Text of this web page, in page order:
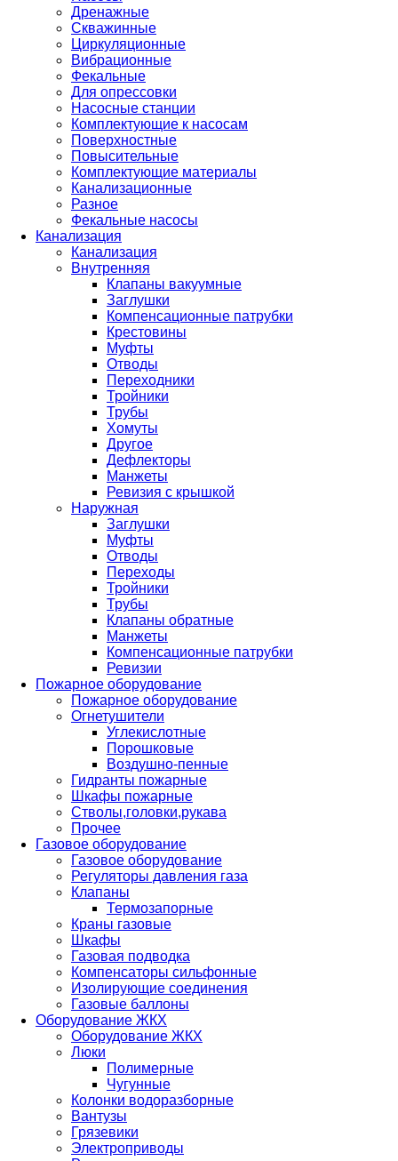
Дренажные
Скважинные
Циркуляционные
Вибрационные
Фекальные
Для опрессовки
Насосные станции
Комплектующие к насосам
Поверхностные
Повысительные
Комплектующие материалы
Канализационные
Разное
Фекальные насосы
Канализация
Канализация
Внутренняя
Клапаны вакуумные
Заглушки
Компенсационные патрубки
Крестовины
Муфты
Отводы
Переходники
Тройники
Трубы
Хомуты
Другое
Дефлекторы
Манжеты
Ревизия с крышкой
Наружная
Заглушки
Муфты
Отводы
Переходы
Тройники
Трубы
Клапаны обратные
Манжеты
Компенсационные патрубки
Ревизии
Пожарное оборудование
Пожарное оборудование
Огнетушители
Углекислотные
Порошковые
Воздушно-пенные
Гидранты пожарные
Шкафы пожарные
Стволы,головки,рукава
Прочее
Газовое оборудование
Газовое оборудование
Регуляторы давления газа
Клапаны
Термозапорные
Краны газовые
Шкафы
Газовая подводка
Компенсаторы сильфонные
Изолирующие соединения
Газовые баллоны
Оборудование ЖКХ
Оборудование ЖКХ
Люки
Полимерные
Чугунные
Колонки водоразборные
Вантузы
Грязевики
Электроприводы